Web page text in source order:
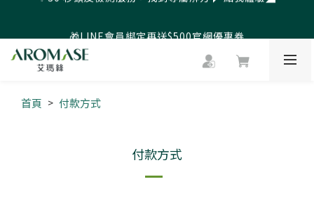
🎁LINE會員綁定再送$500官網優惠券
父親節爸氣寵愛👔暖心組合限時優惠◤前往選購❤️◢
首頁 付款方式
付款方式